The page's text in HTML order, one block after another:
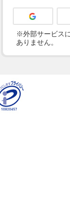
※外部サービス
ありません。